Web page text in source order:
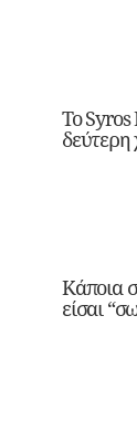
Το
δεύτερη
Κάποια
είσαι